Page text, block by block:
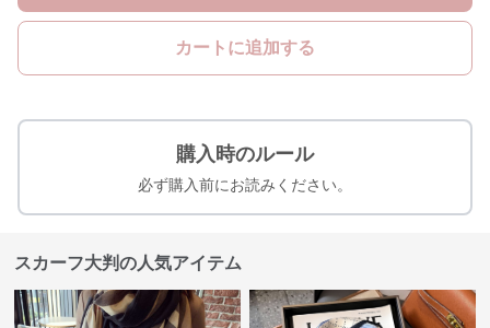
カートに追加する
購入時のルール
必ず購入前にお読みください。
スカーフ大判の人気アイテム